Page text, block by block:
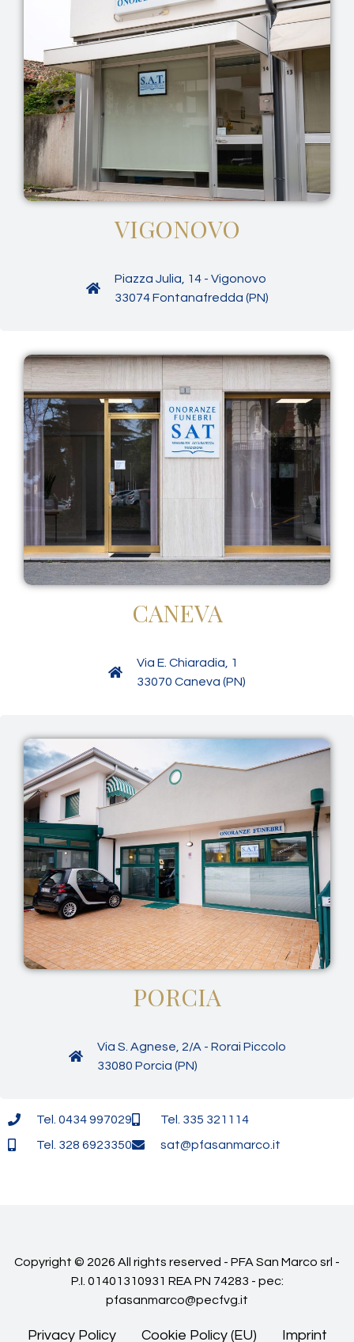
VIGONOVO
Piazza Julia, 14 - Vigonovo
33074 Fontanafredda (PN)
CANEVA
Via E. Chiaradia, 1
33070 Caneva (PN)
PORCIA
Via S. Agnese, 2/A - Rorai Piccolo
33080 Porcia (PN)
Tel. 0434 997029
Tel. 335 321114
Tel. 328 6923350
sat@pfasanmarco.it
Copyright © 2026 All rights reserved - PFA San Marco srl -
P.I. 01401310931 REA PN 74283 - pec:
pfasanmarco@pecfvg.it
Privacy Policy Cookie Policy (EU) Imprint